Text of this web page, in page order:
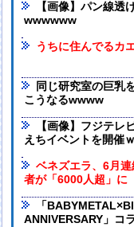
【画像】パン線透
wwwwww
うちに住んでるカ
同じ研究室の巨乳
こうなるwwww
【画像】フジテレ
えちイベントを開催
ベネズエラ、6月
者が「6000人超」に
「
ANNIVERSARY」コ